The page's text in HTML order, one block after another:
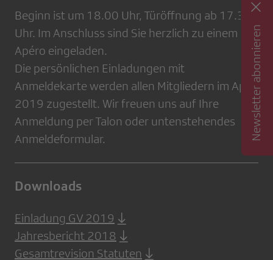
Beginn ist um 18.00 Uhr, Türöffnung ab 17.30
Uhr. Im Anschluss sind Sie herzlich zu einem
Apéro eingeladen.
Die persönlichen Einladungen mit
Anmeldekarte werden allen Mitgliedern im April
2019 zugestellt. Wir freuen uns auf Ihre
Anmeldung per Talon oder untenstehendes
Anmeldeformular.
Downloads
Einladung GV 2019
Jahresbericht 2018
Gesamtrevision Statuten
Newsletter abonnieren